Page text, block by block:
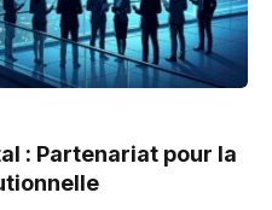
: Partenariat pour la